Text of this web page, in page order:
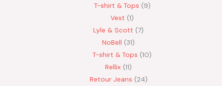
T-shirt & Tops 9
Vest 1
Lyle & Scott 7
NoBell
31
T-shirt & Tops 10
Rellix 11
Retour Jeans 24